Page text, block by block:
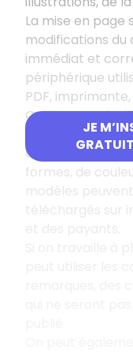
JE
La mise en page
modifications
immédiat et
périphérique
PDF,
On peut aussi
pour mettre en
formes, de
modèles